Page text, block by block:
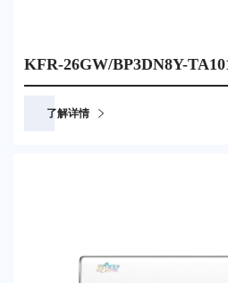
KFR-26GW/BP3DN8Y-
了解详情